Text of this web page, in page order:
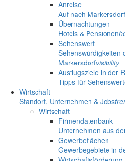
Anreise
Auf nach
Übernachtungen
Hotels & Pensionen
Sehenswert
Sehenswürdigkeiten
Markersdorfvisibility
Ausflugsziele in der
Tipps für
Wirtschaft
Standort, Unternehmen & Jobs
Wirtschaft
Firmendatenbank
Unternehmen aus
Gewerbeflächen
Gewerbegebiete in